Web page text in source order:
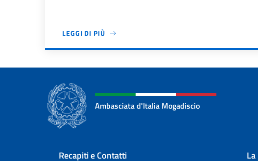
LEGGI DI PIÙ
Paginazione
Ambasciata d'Italia Mogadiscio
Recapiti e Contatti